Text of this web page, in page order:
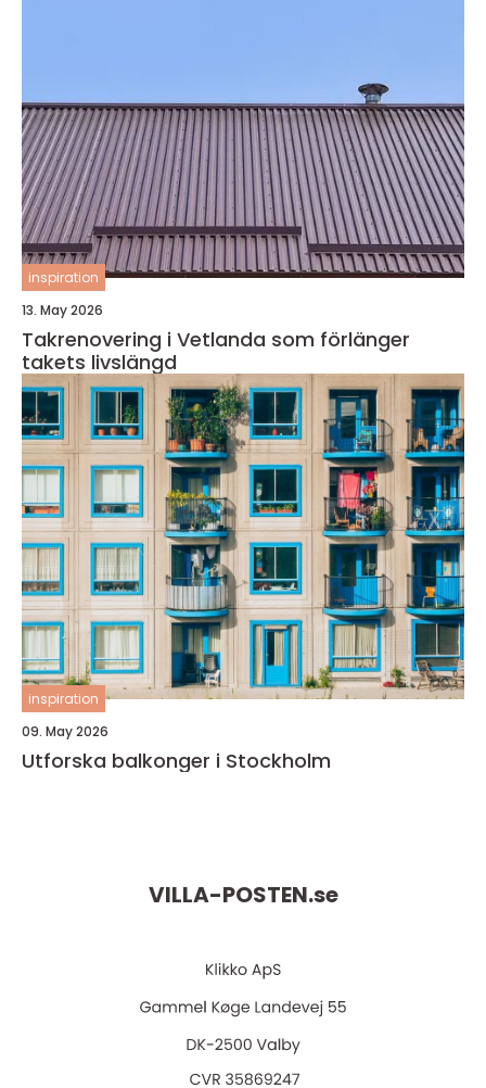
inspiration
13. May 2026
Takrenovering i Vetlanda som förlänger
takets livslängd
inspiration
09. May 2026
Utforska balkonger i Stockholm
VILLA-POSTEN.se